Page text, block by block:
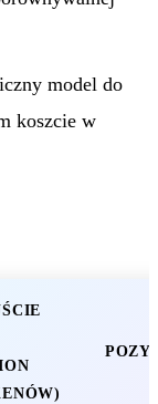
model do
koszcie w